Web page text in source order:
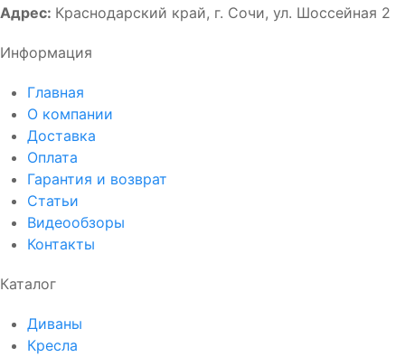
Адрес: Краснодарский край, г. Сочи, ул. Шоссейная 2
Информация
Главная
О компании
Доставка
Оплата
Гарантия и возврат
Статьи
Видеообзоры
Контакты
Каталог
Диваны
Кресла